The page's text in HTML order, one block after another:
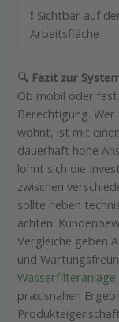
❗ Sichtbar auf
Arbeitsfläche
🔍 Fazit zur
Ob mobil oder
Berechtigung.
wohnt, ist mit
dauerhaft hohe
lohnt sich die
zwischen
sollte neben
achten.
Vergleiche geben
und
praxisnahen